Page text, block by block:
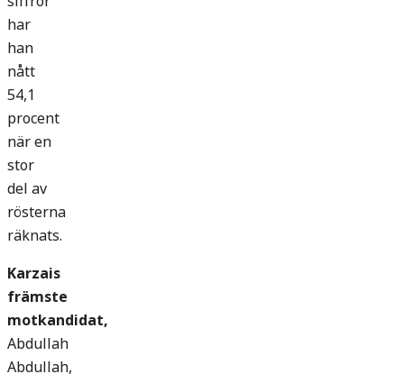
har
han
nått
54,1
procent
när en
stor
del av
rösterna
räknats.
Karzais
främste
motkandidat,
Abdullah
Abdullah,